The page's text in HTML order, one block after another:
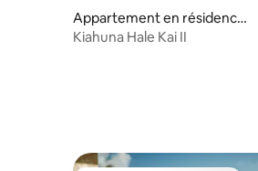
Appartement en résidence
⋅ Koloa
Kiahuna Hale Kai II